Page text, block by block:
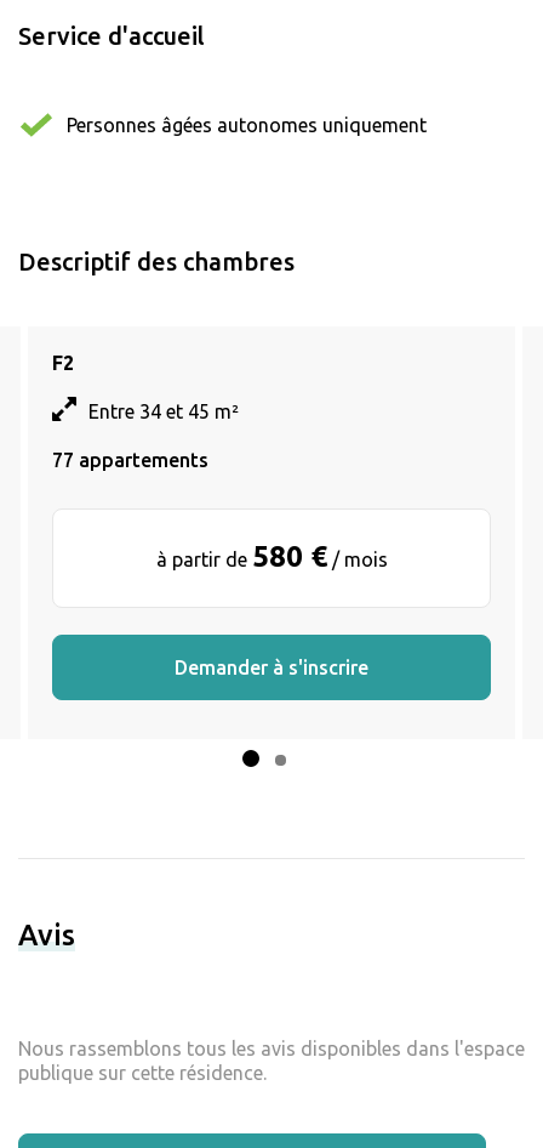
Service d'accueil
Personnes âgées autonomes uniquement
Descriptif des chambres
F2
Entre 34 et 45 m²
77 appartements
à partir de 580 €/ mois
Demander à s'inscrire
Avis
Nous rassemblons tous les avis disponibles dans l'espace
publique sur cette résidence.